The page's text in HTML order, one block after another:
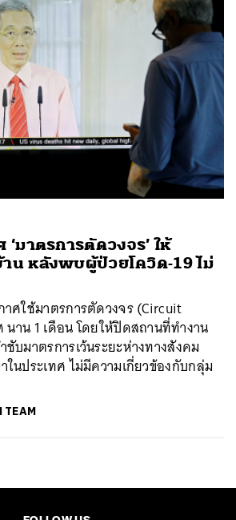
‘มาตรการตัดวงจร’ ให้
าน หลังพบผู้ป่วยโควิด-19 ไม่
ศใช้มาตรการตัดวงจร (Circuit
นาน 1 เดือน โดยให้ปิดสถานที่ทำงาน
ชับมาตรการเว้นระยะห่างทางสังคม
ในประเทศ ไม่มีความเกี่ยวข้องกับกลุ่ม
TEAM